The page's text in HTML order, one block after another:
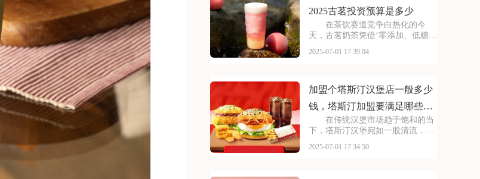
2025古茗投资预算是多少
在茶饮赛道竞争白热化的今
天，古茗奶茶凭借‘零添加、低糖健
爱，吸引了不少投资者的关注，加
2025古茗投资预
2025-07-01 17:39:04
加盟个塔斯汀汉堡店一般多少
钱，塔斯汀加盟要满足哪些条
在传统汉堡市场趋于饱和的当
下，塔斯汀汉堡宛如一股清流，以
牌知名度的不断提升，越来越多的
2025-07-01 17:34:50